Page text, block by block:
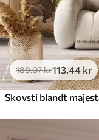
189.07kr113.44 kr